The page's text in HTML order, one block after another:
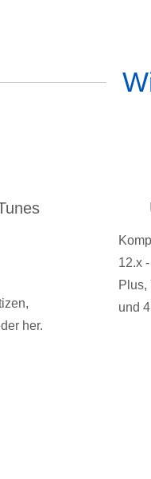
her.
12.x
Plus,
und